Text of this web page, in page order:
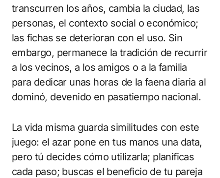
transcurren los años, cambia la ciudad, las
personas, el contexto social o económico;
las fichas se deterioran con el uso. Sin
embargo, permanece la tradición de recurrir
a los vecinos, a los amigos o a la familia
para dedicar unas horas de la faena diaria al
dominó, devenido en pasatiempo nacional.
La vida misma guarda similitudes con este
juego: el azar pone en tus manos una data,
pero tú decides cómo utilizarla; planificas
cada paso; buscas el beneficio de tu pareja